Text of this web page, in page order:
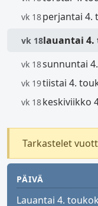
vk 18perjantai 4.
vk 18lauantai 4.
vk 18sunnuntai
vk 19tiistai 4.
vk 18keskiviikko
Tarkastelet
PÄIVÄ
Lauantai 4.